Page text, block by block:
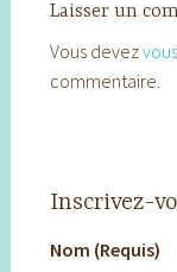
Laisser un
Vous devez
commentaire.
Inscrivez-
Nom (Requis)